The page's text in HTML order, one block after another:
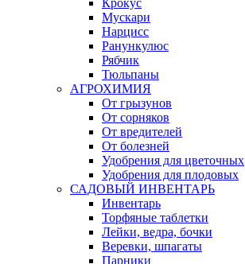
Крокус
Мускари
Нарцисс
Ранункулюс
Рябчик
Тюльпаны
АГРОХИМИЯ
От грызунов
От сорняков
От вредителей
От болезней
Удобрения для цветочных
Удобрения для плодовых
САДОВЫЙ ИНВЕНТАРЬ
Инвентарь
Торфяные таблетки
Лейки, ведра, бочки
Веревки, шпагаты
Парники